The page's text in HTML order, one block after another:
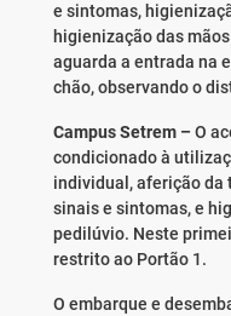
e sintomas,
higienização das
aguarda a entrada na
chão, observando o
Campus Setrem – O
condicionado à
individual, aferição da
sinais e sintomas, e
pedilúvio. Neste
restrito ao Portão 1.
O embarque e